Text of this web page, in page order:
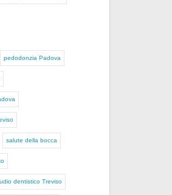
pedodonzia Padova
salute della bocca
dentistico Treviso